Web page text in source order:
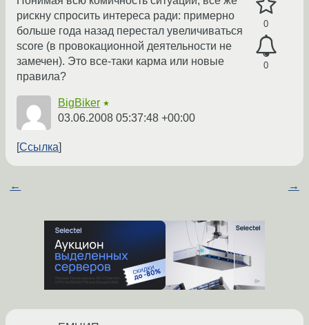
0
0
рискну спросить интереса ради: примерно
больше года назад перестал увеличиваться
score (в провокационной деятельности не
замечен). Это все-таки карма или новые
правила?
BigBiker ★
03.06.2008 05:37:48 +00:00
Ссылка
← →